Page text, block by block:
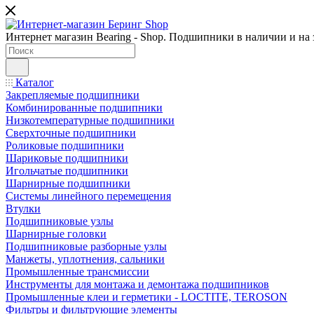
Интернет магазин Bearing - Shop. Подшипники в наличии и на
Каталог
Закрепляемые подшипники
Комбинированные подшипники
Низкотемпературные подшипники
Сверхточные подшипники
Роликовые подшипники
Шариковые подшипники
Игольчатые подшипники
Шарнирные подшипники
Системы линейного перемещения
Втулки
Подшипниковые узлы
Шарнирные головки
Подшипниковые разборные узлы
Манжеты, уплотнения, сальники
Промышленные трансмиссии
Инструменты для монтажа и демонтажа подшипников
Промышленные клеи и герметики - LOCTITE, TEROSON
Фильтры и фильтрующие элементы